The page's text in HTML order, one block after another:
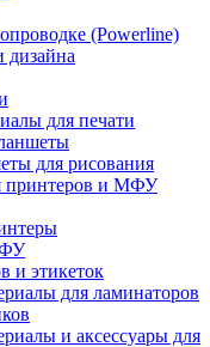
(Powerline)
дизайна
для печати
для рисования
принтеров и МФУ
и этикеток
для ламинаторов
и аксессуары для